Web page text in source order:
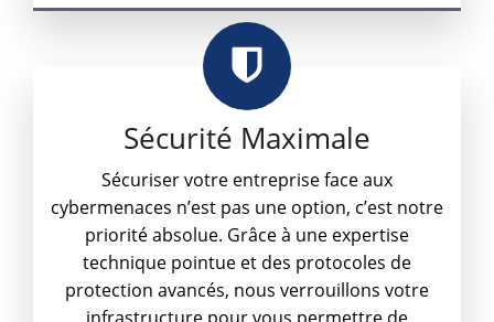
Sécurité Maximale
Sécuriser votre entreprise face aux
cybermenaces n’est pas une option, c’est notre
priorité absolue. Grâce à une expertise
technique pointue et des protocoles de
protection avancés, nous verrouillons votre